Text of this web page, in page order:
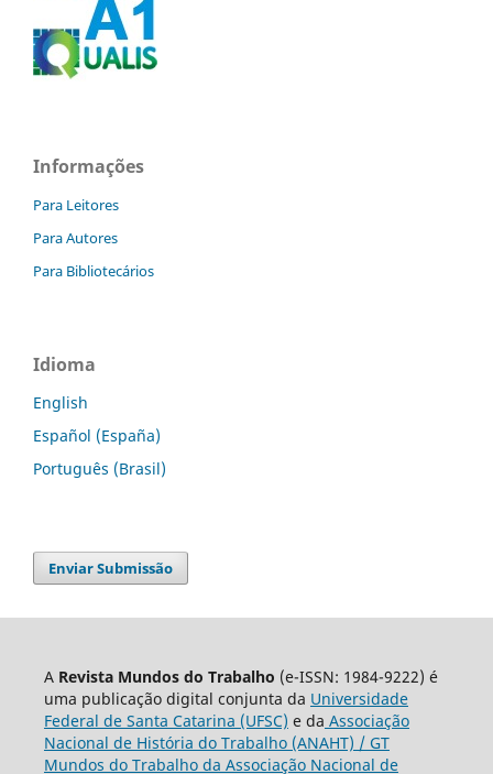
Informações
Para Leitores
Para Autores
Para Bibliotecários
Idioma
English
Español (España)
Português (Brasil)
Enviar Submissão
A Revista Mundos do Trabalho (e-ISSN: 1984-9222) é
uma publicação digital conjunta da Universidade
Federal de Santa Catarina (UFSC) e da Associação
Nacional de História do Trabalho (ANAHT) / GT
Mundos do Trabalho da Associação Nacional de